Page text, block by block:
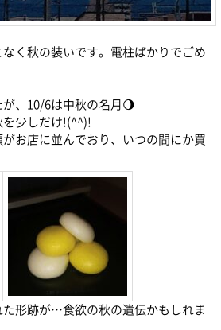
なく秋の装いです。電柱ばかりでごめ
、10/6は中秋の名月🌖
を少しだけ!(^^)!
お店に並んでおり、いつの間にか買
た形跡が…食欲の秋の遺伝かもしれま